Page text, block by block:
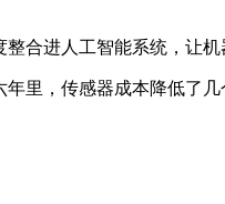
合进人工智能系统，让机
里，传感器成本降低